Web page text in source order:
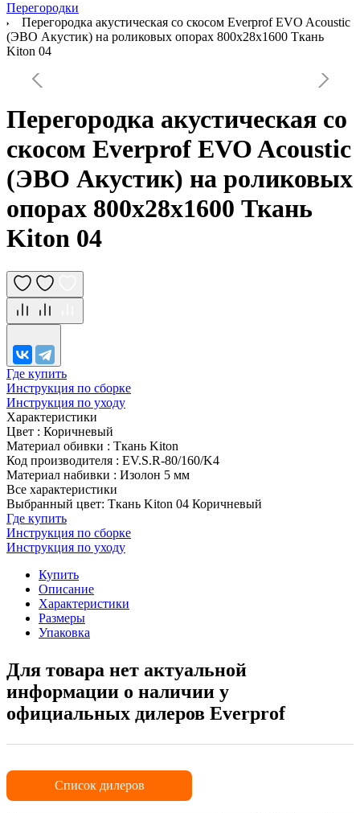
Перегородки
Перегородка акустическая со скосом Everprof EVO Acoustic
(ЭВО Акустик) на роликовых опорах 800х28х1600 Ткань
Kiton 04
Перегородка акустическая со
скосом Everprof EVO Acoustic
(ЭВО Акустик) на роликовых
опорах 800х28х1600 Ткань
Kiton 04
Где купить
Инструкция по сборке
Инструкция по уходу
Характеристики
Цвет : Коричневый
Материал обивки : Ткань Kiton
Код производителя : EV.S.R-80/160/K4
Материал набивки : Изолон 5 мм
Все характеристики
Выбранный цвет: Ткань Kiton 04 Коричневый
Где купить
Инструкция по сборке
Инструкция по уходу
Купить
Описание
Характеристики
Размеры
Упаковка
Для товара нет актуальной
информации о наличии у
официальных дилеров Everprof
Список дилеров